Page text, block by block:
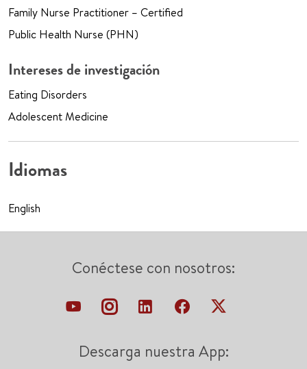
Family Nurse Practitioner – Certified
Public Health Nurse (PHN)
Intereses de investigación
Eating Disorders
Adolescent Medicine
Idiomas
English
Conéctese con nosotros:
Descarga nuestra App: